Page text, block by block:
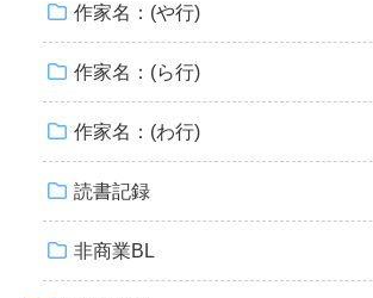
作家名：(や行)
作家名：(ら行)
作家名：(わ行)
読書記録
非商業BL